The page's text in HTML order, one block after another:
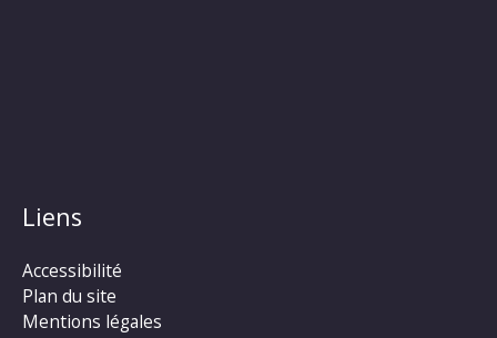
Liens
Accessibilité
Plan du site
Mentions légales